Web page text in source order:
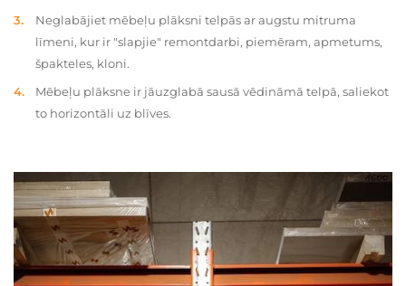
Neglabājiet mēbeļu plāksni telpās ar augstu mitruma
līmeni, kur ir "slapjie" remontdarbi, piemēram, apmetums,
špakteles, kloni.
Mēbeļu plāksne ir jāuzglabā sausā vēdināmā telpā, saliekot
to horizontāli uz blīves.